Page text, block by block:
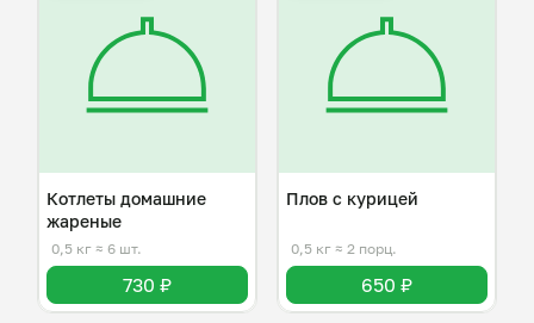
Котлеты домашние
жареные
0,5 кг ≈ 6 шт.
730 ₽
Плов с курицей
0,5 кг ≈ 2 порц.
650 ₽